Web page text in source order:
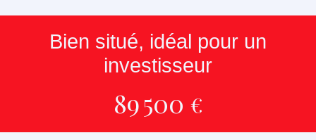
Bien situé, idéal pour un
investisseur
89 500 €